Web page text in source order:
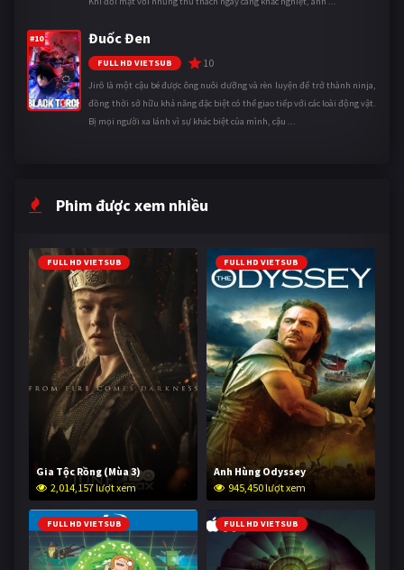
#10 Đuốc Đen
FULL HD VIETSUB 10
Jirô là một cậu bé được ông nuôi dưỡng và rèn luyện để trở thành ninja,
đồng thời sở hữu khả năng đặc biệt có thể giao tiếp với các loài động vật.
Bị mọi người xa lánh vì sự khác biệt của mình, cậu ...
Phim được xem nhiều
FULL HD VIETSUB
Gia Tộc Rồng (Mùa 3)
2,014,157 lượt xem
FULL HD VIETSUB
Anh Hùng Odyssey
945,450 lượt xem
FULL HD VIETSUB FULL HD VIETSUB